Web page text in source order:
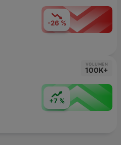
-26 %
VOLUMEN
100K+
+7 %